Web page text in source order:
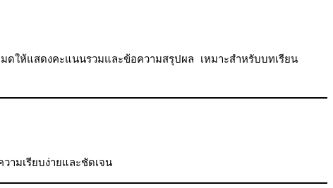
ให้แสดงคะแนนรวมและข้อความสรุปผล เหมาะสำหรับบทเรียน
มเรียบง่ายและชัดเจน